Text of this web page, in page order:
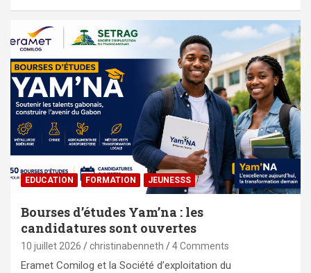
EDUCATION FORMATION JEUNESSS
Bourses d’études Yam’na : les
candidatures sont ouvertes
10 juillet 2026 christinabenneth 4 Comments
Eramet Comilog et la Société d’exploitation du